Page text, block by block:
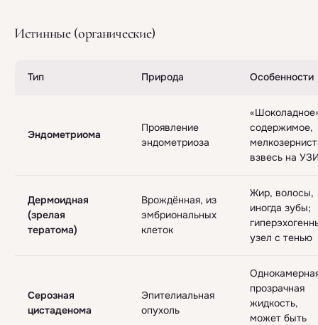
Истинные (органические)
Тип Природа Особенности
Эндометриома
Проявление
эндометриоза
содержимое,
взвесь на
Дермоидная
(зрелая
тератома)
Врождённая, из
эмбриональных
клеток
Жир, волосы,
иногда зубы;
узел с тенью
Серозная
цистаденома
Эпителиальная
опухоль
прозрачная
жидкость,
может быть